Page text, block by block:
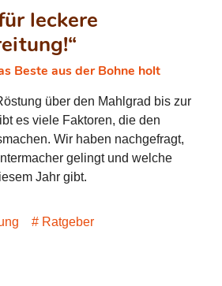
leckere
Beste aus der Bohne holt
über den Mahlgrad bis zur
es viele Faktoren, die den
Wir haben nachgefragt,
gelingt und welche
Jahr gibt.
Ratgeber